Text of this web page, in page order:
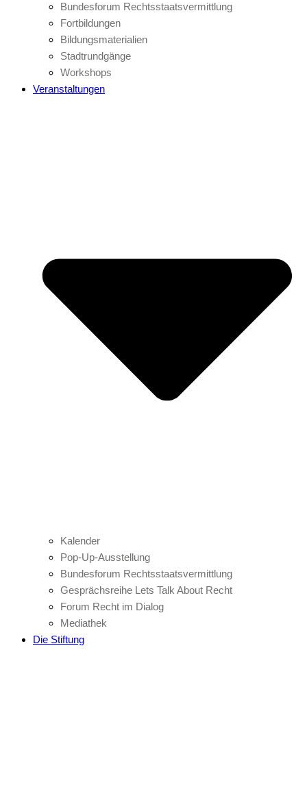
Bundesforum Rechtsstaatsvermittlung
Fortbildungen
Bildungsmaterialien
Stadtrundgänge
Workshops
Veranstaltungen
Kalender
Pop-Up-Ausstellung
Bundesforum Rechtsstaatsvermittlung
Gesprächsreihe Lets Talk About Recht
Forum Recht im Dialog
Mediathek
Die Stiftung